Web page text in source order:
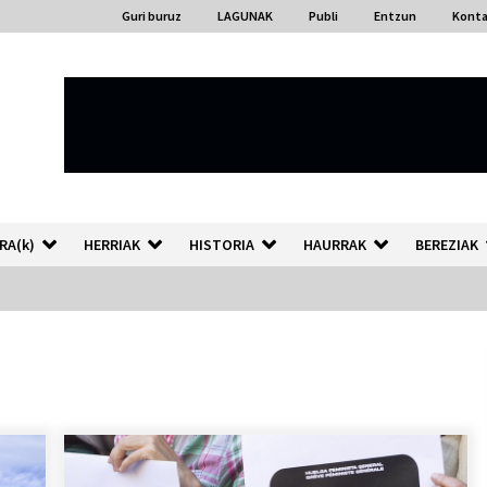
Guri buruz LAGUNAK Publi Entzun
HERRIAK HISTORIA HAURRAK BEREZIAK
Auzoportala : 1×04 Auzofoniak